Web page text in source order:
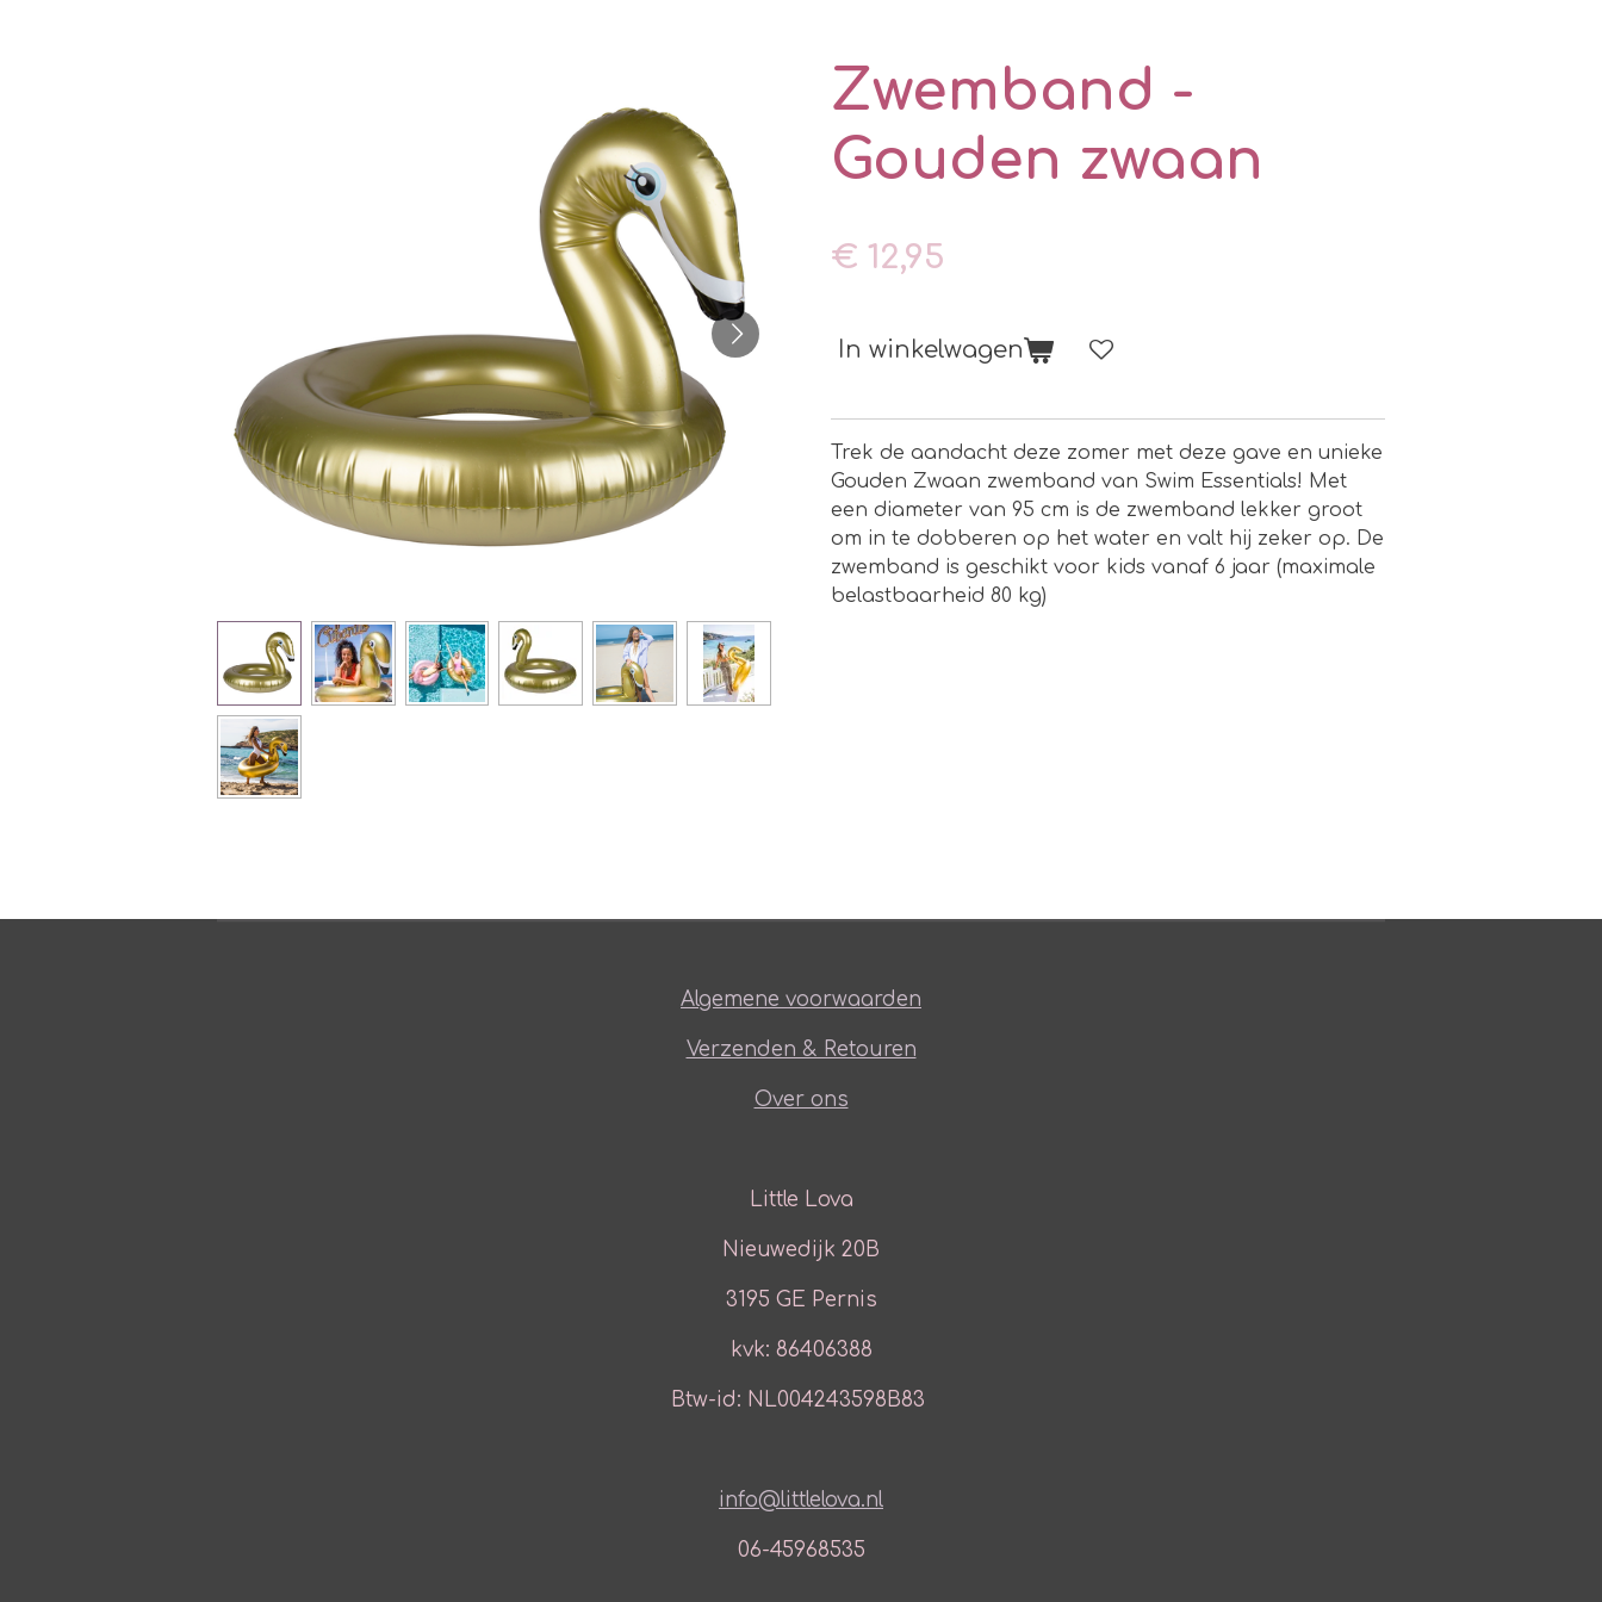
Zwemband -
Gouden zwaan
€ 12,95
In winkelwagen
Trek de aandacht deze zomer met deze gave en unieke
Gouden Zwaan zwemband van Swim Essentials! Met
een diameter van 95 cm is de zwemband lekker groot
om in te dobberen op het water en valt hij zeker op. De
zwemband is geschikt voor kids vanaf 6 jaar (maximale
belastbaarheid 80 kg)
Algemene voorwaarden
Verzenden & Retouren
Over ons
Little Lova
Nieuwedijk 20B
3195 GE Pernis
kvk: 86406388
Btw-id: NL004243598B83
info@littlelova.nl
06-45968535